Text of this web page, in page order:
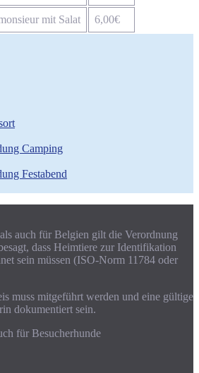
mit Salat 6,00€
Camping
Festabend
auch für Belgien gilt die Verordnung
dass Heimtiere zur Identifikation
sein müssen (ISO-Norm 11784 oder
muss mitgeführt werden und eine gültige
dokumentiert sein.
für Besucherhunde